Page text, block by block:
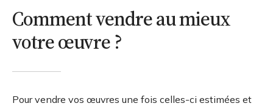
Comment vendre au mieux
votre œuvre ?
Pour vendre vos œuvres une fois celles-ci estimées et